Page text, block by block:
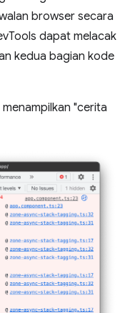
browser secara
dapat melacak
kedua bagian kode
"cerita